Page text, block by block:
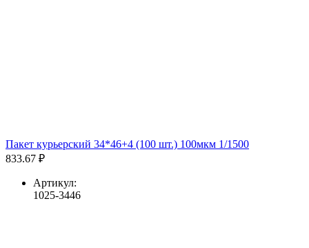
Пакет курьерский 34*46+4 (100 шт.) 100мкм 1/1500
833.67 ₽
Артикул:
1025-3446